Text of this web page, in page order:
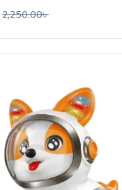
2,250.00৳